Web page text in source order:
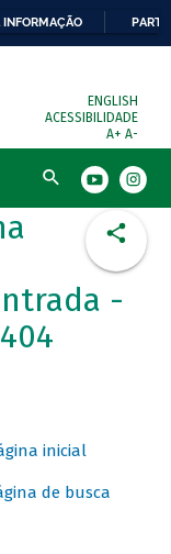
INFORMAÇÃO
ENGLISH
ACESSIBILIDADE
A+ A-
Busca
-
inicial
de busca